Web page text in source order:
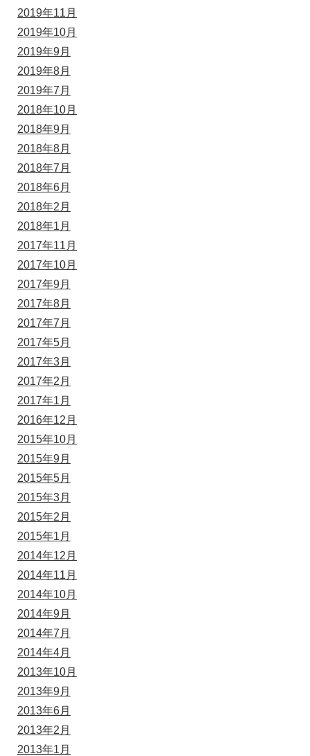
2019年11月
2019年10月
2019年9月
2019年8月
2019年7月
2018年10月
2018年9月
2018年8月
2018年7月
2018年6月
2018年2月
2018年1月
2017年11月
2017年10月
2017年9月
2017年8月
2017年7月
2017年5月
2017年3月
2017年2月
2017年1月
2016年12月
2015年10月
2015年9月
2015年5月
2015年3月
2015年2月
2015年1月
2014年12月
2014年11月
2014年10月
2014年9月
2014年7月
2014年4月
2013年10月
2013年9月
2013年6月
2013年2月
2013年1月